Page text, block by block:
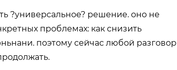
?универсальное? решение. оно не
проблемах: как снизить
поэтому сейчас любой разговор